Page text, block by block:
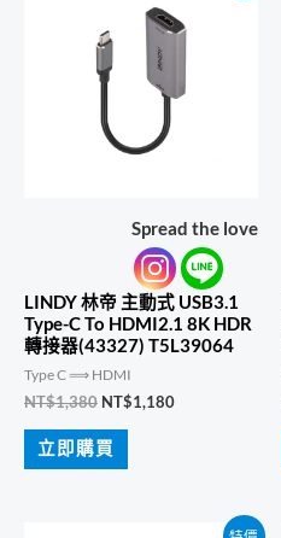
Spread the love
LINDY 林帝 主動式 USB3.1
Type-C To HDMI2.1 8K HDR
轉接器(43327) T5L39064
Type C ⟹ HDMI
NT$1,380 原
價
格：
NT$1,180目
立即購買